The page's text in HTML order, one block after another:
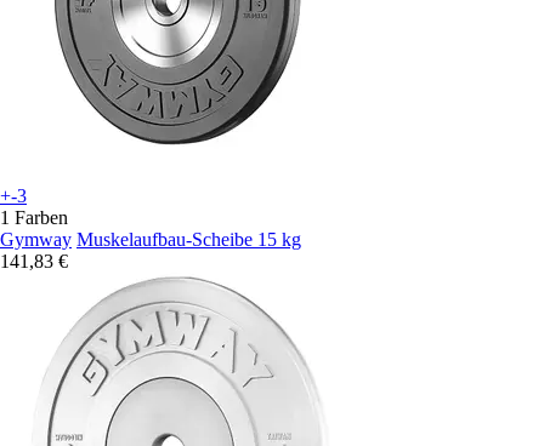
+-3
1 Farben
Gymway Muskelaufbau-Scheibe 15 kg
141,83 €